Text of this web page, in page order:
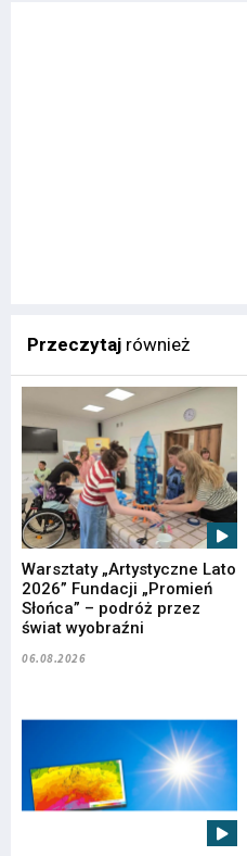
Przeczytaj również
Warsztaty „Artystyczne Lato
2026” Fundacji „Promień
Słońca” – podróż przez
świat wyobraźni
06.08.2026